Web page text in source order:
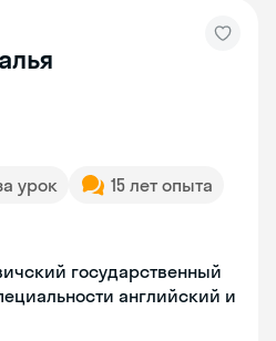
урок
15 лет опыта
государственный
английский и